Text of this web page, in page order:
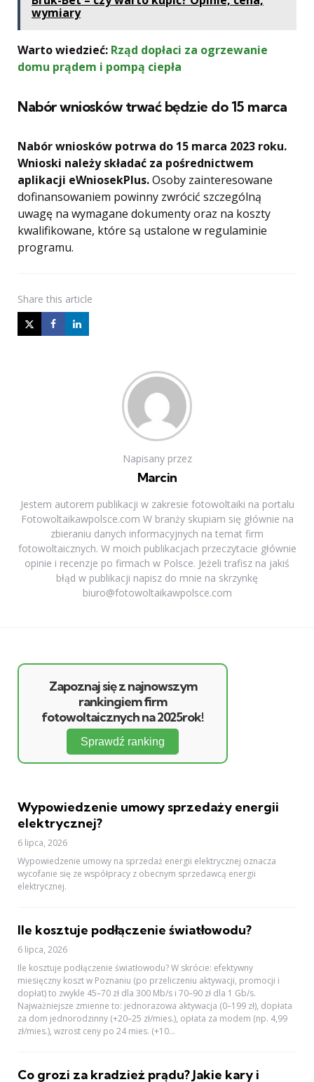
wymiary
Warto wiedzieć: Rząd dopłaci za ogrzewanie
domu prądem i pompą ciepła
Nabór wniosków trwać będzie do 15 marca
Nabór wniosków potrwa do 15 marca 2023 roku.
Wnioski należy składać za pośrednictwem
aplikacji eWniosekPlus.Osoby zainteresowane
dofinansowaniem powinny zwrócić szczególną
uwagę na wymagane dokumenty oraz na koszty
kwalifikowane, które są ustalone w regulaminie
programu.
Share this article
Napisany przez
Marcin
Jestem autorem publikacji w zakresie fotowoltaiki na portalu
Fotowoltaikawpolsce.com W branży skupiam się głównie na
zbieraniu danych informacyjnych na temat firm
fotowoltaicznych. W moich publikacjach przeczytacie głównie
opinie i recenzje po firmach w Polsce. Jeżeli trafisz na jakiś
błąd w publikacji napisz do mnie na skrzynkę
biuro@fotowoltaikawpolsce.com
Zapoznaj się z najnowszym
rankingiem firm
fotowoltaicznych na 2025rok!
Sprawdź ranking
Wypowiedzenie umowy sprzedaży energii
elektrycznej?
6 lipca, 2026
Wypowiedzenie umowy na sprzedaż energii elektrycznej oznacza
wycofanie się ze współpracy z obecnym sprzedawcą energii
elektrycznej.
Ile kosztuje podłączenie światłowodu?
6 lipca, 2026
Ile kosztuje podłączenie światłowodu? W skrócie: efektywny
miesięczny koszt w Poznaniu (po przeliczeniu aktywacji, promocji i
dopłat) to zwykle 45–70 zł dla 300 Mb/s i 70–90 zł dla 1 Gb/s.
Najważniejsze zmienne to: jednorazowa aktywacja (0–199 zł), dopłata
za dom jednorodzinny (+20–25 zł/mies.), opłata za modem (np. 4,99
zł/mies.), wzrost ceny po 24 mies. (+10...
Co grozi za kradzież prądu? Jakie kary i